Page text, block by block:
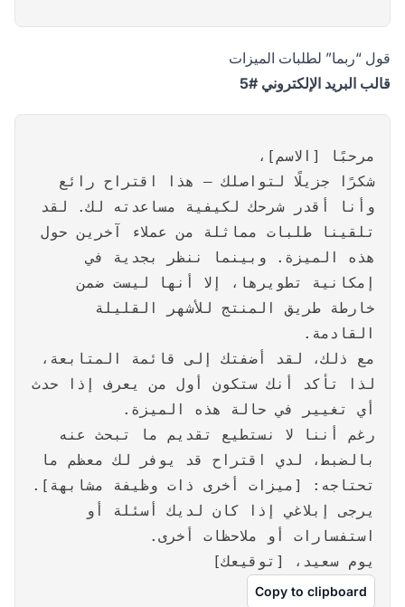
قول “ربما” لطلبات الميزات
قالب البريد الإلكتروني #5
مرحبًا [الاسم]،
شكرًا جزيلًا لتواصلك – هذا اقتراح رائع
وأنا أقدر شرحك لكيفية مساعدته لك. لقد
تلقينا طلبات مماثلة من عملاء آخرين حول
هذه الميزة. وبينما ننظر بجدية في
إمكانية تطويرها، إلا أنها ليست ضمن
خارطة طريق المنتج للأشهر القليلة
القادمة.
مع ذلك، لقد أضفتك إلى قائمة المتابعة،
لذا تأكد أنك ستكون أول من يعرف إذا حدث
أي تغيير في حالة هذه الميزة.
رغم أننا لا نستطيع تقديم ما تبحث عنه
بالضبط، لدي اقتراح قد يوفر لك معظم ما
تحتاجه: [ميزات أخرى ذات وظيفة مشابهة].
يرجى إبلاغي إذا كان لديك أسئلة أو
استفسارات أو ملاحظات أخرى.
يوم سعيد، [توقيعك]
Copy to clipboard